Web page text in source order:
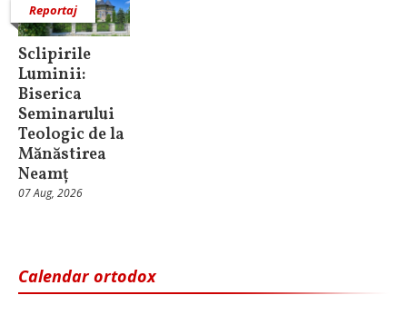
Reportaj
Sclipirile
Luminii:
Biserica
Seminarului
Teologic de la
Mănăstirea
Neamț
07 Aug, 2026
Calendar ortodox